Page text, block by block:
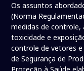
Os assuntos
(Norma
medidas de
toxicidade e
controle de vetores
de Segurança de